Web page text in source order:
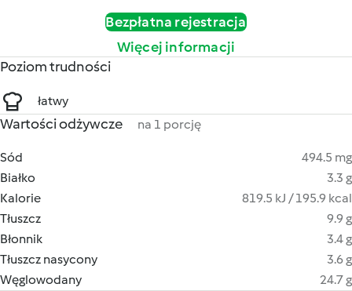
Bezpłatna rejestracja
Więcej informacji
Poziom trudności
łatwy
Wartości odżywcze na 1 porcję
Sód
494.5 mg
Białko
3.3 g
Kalorie
819.5 kJ / 195.9 kcal
Tłuszcz
9.9 g
Błonnik
3.4 g
Tłuszcz nasycony
3.6 g
Węglowodany
24.7 g